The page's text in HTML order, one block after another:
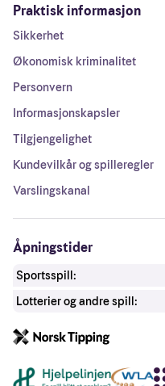
Praktisk informasjon
Sikkerhet
Økonomisk kriminalitet
Personvern
Informasjonskapsler
Tilgjengelighet
Kundevilkår og spilleregler
Varslingskanal
Åpningstider
Sportsspill:
Lotterier og andre spill:
Andre lenker